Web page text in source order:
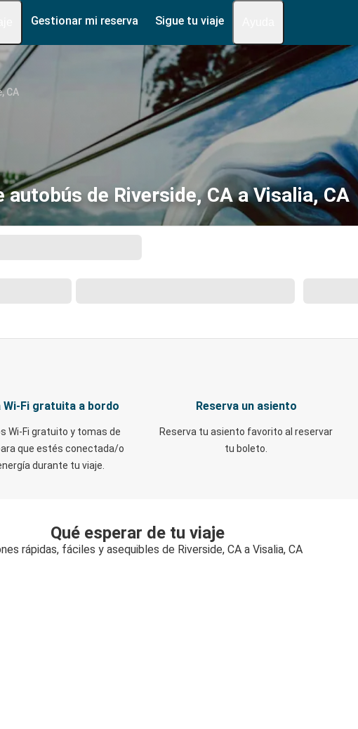
Gestionar mi reserva Sigue tu viaje
CA
autobús de Riverside, CA a Visalia, CA
Fi gratuita a bordo
Wi-Fi gratuito y tomas de
que estés conectada/o
durante tu viaje.
Reserva un asiento
Reserva tu asiento favorito al reservar
tu boleto.
Qué esperar de tu viaje
rápidas, fáciles y asequibles de Riverside, CA a Visalia, CA